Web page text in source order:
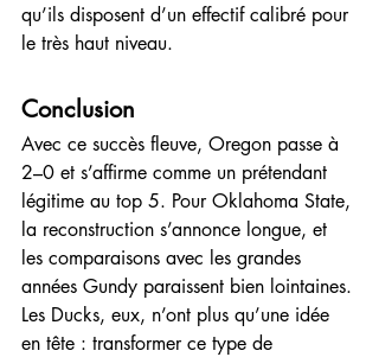
qu’ils disposent d’un effectif calibré pour
le très haut niveau.
Conclusion
Avec ce succès fleuve, Oregon passe à
2–0 et s’affirme comme un prétendant
légitime au top 5. Pour Oklahoma State,
la reconstruction s’annonce longue, et
les comparaisons avec les grandes
années Gundy paraissent bien lointaines.
Les Ducks, eux, n’ont plus qu’une idée
en tête : transformer ce type de